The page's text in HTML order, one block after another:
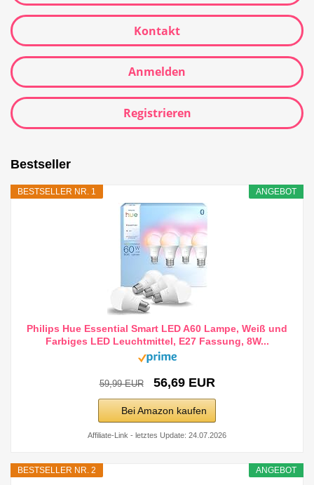
Kontakt
Anmelden
Registrieren
Bestseller
ANGEBOT
BESTSELLER NR. 1
Philips Hue Essential Smart LED A60 Lampe, Weiß und
Farbiges LED Leuchtmittel, E27 Fassung, 8W...
59,99 EUR 56,69 EUR
Bei Amazon kaufen
Affiliate-Link - letztes Update: 24.07.2026
ANGEBOT
BESTSELLER NR. 2